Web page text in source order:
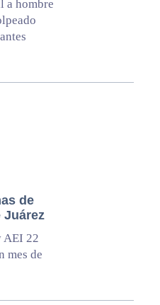
a hombre
de
Juárez
AEI 22
mes de